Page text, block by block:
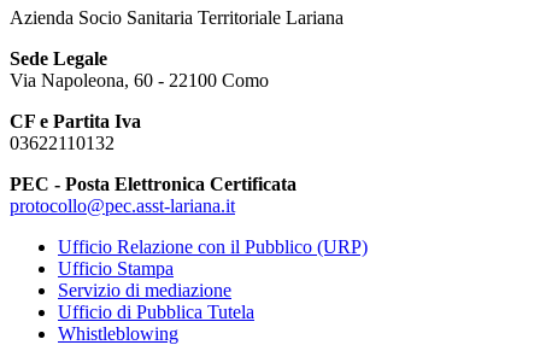
Azienda Socio Sanitaria Territoriale Lariana
Sede Legale
Via Napoleona, 60 - 22100 Como
CF e Partita Iva
03622110132
PEC - Posta Elettronica Certificata
protocollo@pec.asst-lariana.it
Ufficio Relazione con il Pubblico (URP)
Ufficio Stampa
Servizio di mediazione
Ufficio di Pubblica Tutela
Whistleblowing